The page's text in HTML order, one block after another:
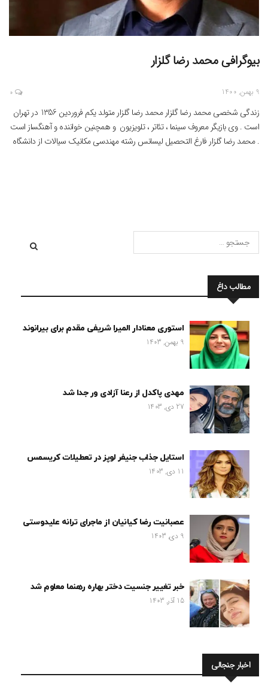
بیوگرافی محمد رضا گلزار
9 بهمن, 1400 0
زندگی شخصی محمد رضا گلزار محمد رضا گلزار متولد یکم فروردین 1356 در تهران
است . وی بازیگر معروف سینما ، تئاتر ، تلویزیون و همچنین خواننده و آهنگساز است
. محمد رضا گلزار فارغ التحصیل لیسانس رشته مهندسی مکانیک سیالات از دانشگاه
مطالب داغ
استوری معنادار المیرا شریفی مقدم برای بیرانوند
9 بهمن, 1403
مهدی پاکدل از رعنا آزادی ور جدا شد
27 دی, 1403
استایل جذاب جنیفر لوپز در تعطیلات کریسمس
11 دی, 1403
عصبانیت رضا کیانیان از ماجرای ترانه علیدوستی
9 دی, 1403
خبر تغییر جنسیت دختر بهاره رهنما معلوم شد
15 آذر, 1403
اخبار جنجالی